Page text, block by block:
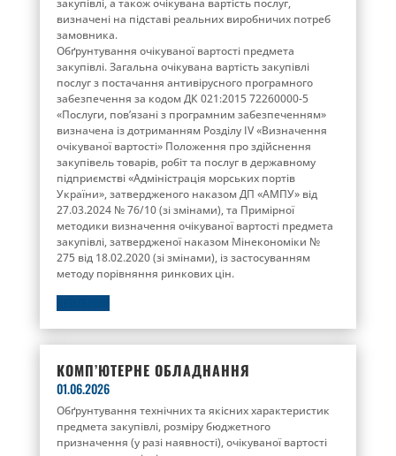
визначені на підставі реальних виробничих потреб
замовника.
Обґрунтування очікуваної вартості предмета
закупівлі. Загальна очікувана вартість закупівлі
послуг з постачання антивірусного програмного
забезпечення за кодом ДК 021:2015 72260000-5
«Послуги, пов’язані з програмним забезпеченням»
визначена із дотриманням Розділу IV «Визначення
очікуваної вартості» Положення про здійснення
закупівель товарів, робіт та послуг в державному
підприємстві «Адміністрація морських портів
України», затвердженого наказом ДП «АМПУ» від
27.03.2024 № 76/10 (зі змінами), та Примірної
методики визначення очікуваної вартості предмета
закупівлі, затвердженої наказом Мінекономіки №
275 від 18.02.2020 (зі змінами), із застосуванням
методу порівняння ринкових цін.
КОМП’ЮТЕРНЕ ОБЛАДНАННЯ
01.06.2026
Обґрунтування технічних та якісних характеристик
предмета закупівлі, розміру бюджетного
призначення (у разі наявності), очікуваної вартості